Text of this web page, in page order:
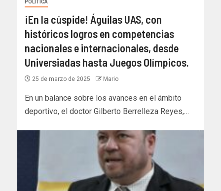
POLÍTICA
¡En la cúspide! Águilas UAS, con
históricos logros en competencias
nacionales e internacionales, desde
Universiadas hasta Juegos Olímpicos.
25 de marzo de 2025 Mario
En un balance sobre los avances en el ámbito
deportivo, el doctor Gilberto Berrelleza Reyes,…